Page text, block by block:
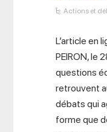
Actions et
L’article en
PEIRON, le
questions
retrouvent
débats qui
forme que